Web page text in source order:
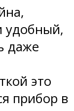
удобный,
даже
это
прибор в